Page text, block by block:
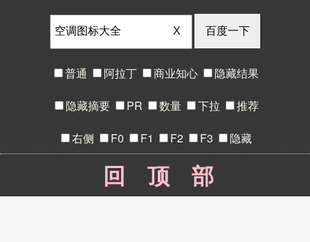
X
普通 阿拉丁 商业知心 隐藏结果
隐藏摘要 PR 数量 下拉 推荐
右侧 F0 F1 F2 F3 隐藏
回顶部